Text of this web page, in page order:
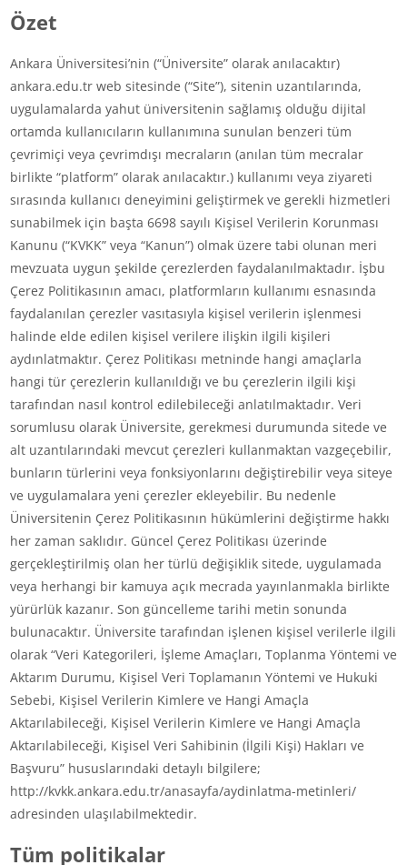
Özet
Ankara Üniversitesi’nin (“Üniversite” olarak anılacaktır)
ankara.edu.tr web sitesinde (“Site”), sitenin uzantılarında,
uygulamalarda yahut üniversitenin sağlamış olduğu dijital
ortamda kullanıcıların kullanımına sunulan benzeri tüm
çevrimiçi veya çevrimdışı mecraların (anılan tüm mecralar
birlikte “platform” olarak anılacaktır.) kullanımı veya ziyareti
sırasında kullanıcı deneyimini geliştirmek ve gerekli hizmetleri
sunabilmek için başta 6698 sayılı Kişisel Verilerin Korunması
Kanunu (“KVKK” veya “Kanun”) olmak üzere tabi olunan meri
mevzuata uygun şekilde çerezlerden faydalanılmaktadır. İşbu
Çerez Politikasının amacı, platformların kullanımı esnasında
faydalanılan çerezler vasıtasıyla kişisel verilerin işlenmesi
halinde elde edilen kişisel verilere ilişkin ilgili kişileri
aydınlatmaktır. Çerez Politikası metninde hangi amaçlarla
hangi tür çerezlerin kullanıldığı ve bu çerezlerin ilgili kişi
tarafından nasıl kontrol edilebileceği anlatılmaktadır. Veri
sorumlusu olarak Üniversite, gerekmesi durumunda sitede ve
alt uzantılarındaki mevcut çerezleri kullanmaktan vazgeçebilir,
bunların türlerini veya fonksiyonlarını değiştirebilir veya siteye
ve uygulamalara yeni çerezler ekleyebilir. Bu nedenle
Üniversitenin Çerez Politikasının hükümlerini değiştirme hakkı
her zaman saklıdır. Güncel Çerez Politikası üzerinde
gerçekleştirilmiş olan her türlü değişiklik sitede, uygulamada
veya herhangi bir kamuya açık mecrada yayınlanmakla birlikte
yürürlük kazanır. Son güncelleme tarihi metin sonunda
bulunacaktır. Üniversite tarafından işlenen kişisel verilerle ilgili
olarak “Veri Kategorileri, İşleme Amaçları, Toplanma Yöntemi ve
Aktarım Durumu, Kişisel Veri Toplamanın Yöntemi ve Hukuki
Sebebi, Kişisel Verilerin Kimlere ve Hangi Amaçla
Aktarılabileceği, Kişisel Verilerin Kimlere ve Hangi Amaçla
Aktarılabileceği, Kişisel Veri Sahibinin (İlgili Kişi) Hakları ve
Başvuru” hususlarındaki detaylı bilgilere;
http://kvkk.ankara.edu.tr/anasayfa/aydinlatma-metinleri/
adresinden ulaşılabilmektedir.
Tüm politikalar